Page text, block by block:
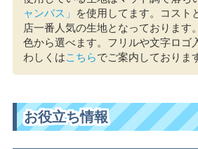
ャンバス」
を使用してます。コスト
店一番人気の生地となっております
色から選べます。フリルや文字ロゴ
わしくはこちらでご案内しておりま
お役立ち情報